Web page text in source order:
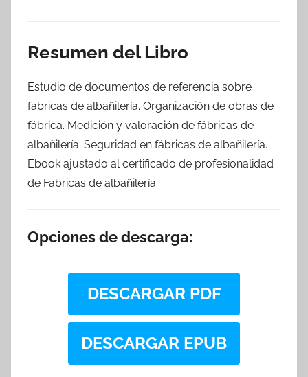
Resumen del Libro
Estudio de documentos de referencia sobre
fábricas de albañilería. Organización de obras de
fábrica. Medición y valoración de fábricas de
albañilería. Seguridad en fábricas de albañilería.
Ebook ajustado al certificado de profesionalidad
de Fábricas de albañilería.
Opciones de descarga:
DESCARGAR PDF
DESCARGAR EPUB